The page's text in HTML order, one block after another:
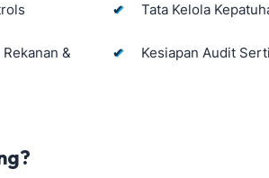
✔ Tata Kelola
&
✔ Kesiapan Audit